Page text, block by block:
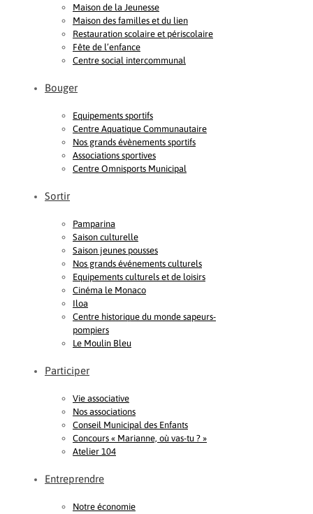
Maison de la Jeunesse
Maison des familles et du lien
Restauration scolaire et périscolaire
Fête de l’enfance
Centre social intercommunal
Bouger
Equipements sportifs
Centre Aquatique Communautaire
Nos grands évènements sportifs
Associations sportives
Centre Omnisports Municipal
Sortir
Pamparina
Saison culturelle
Saison jeunes pousses
Nos grands événements culturels
Equipements culturels et de loisirs
Cinéma le Monaco
Iloa
Centre historique du monde sapeurs-
pompiers
Le Moulin Bleu
Participer
Vie associative
Nos associations
Conseil Municipal des Enfants
Concours « Marianne, où vas-tu ? »
Atelier 104
Entreprendre
Notre économie